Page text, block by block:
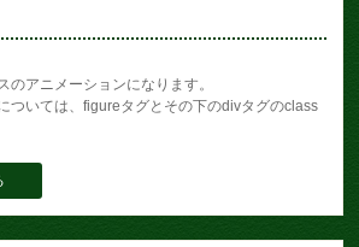
のアニメーションになります。
ついては、figureタグとその下のdivタグのclass